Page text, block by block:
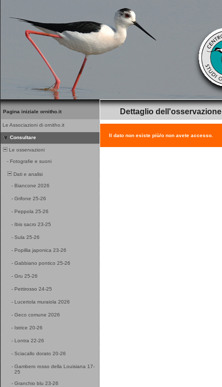
Pagina iniziale ornitho.it
Le Associazioni di ornitho.it
Consultare
Le osservazioni
- Fotografie e suoni
Dati e analisi
- Biancone 2026
- Grifone 25-26
- Peppola 25-26
- Ibis sacro 23-25
- Sula 25-26
- Popillia japonica 23-26
- Gabbiano pontico 25-26
- Gru 25-26
- Pettirosso 24-25
- Lucertola muraiola 2026
- Geco comune 2026
- Istrice 20-26
- Lontra 22-26
- Sciacallo dorato 20-26
- Gambero rosso della Louisiana 17-
25
- Granchio blu 23-26
Dettaglio dell'osservazione
Il dato non esiste più/o non avete accesso.